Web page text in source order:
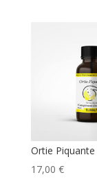
Ortie Piquante
17,00 €